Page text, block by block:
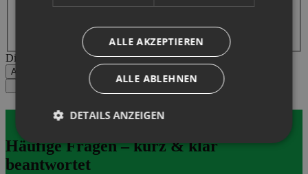
Ich habe die Datenschutzbestimmungen zur Kenntnis
Die mit einem Stern (*) markierten Felder sind Pflichtfelder.
Abonnieren
Häufige Fragen – kurz & klar
beantwortet
ALLE AKZEPTIEREN
ALLE ABLEHNEN
DETAILS ANZEIGEN